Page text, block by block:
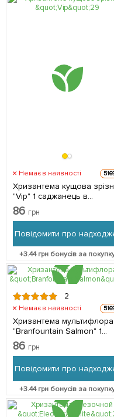
Немає в наявності
Хризантема кущова
"Vip" 1 саджанець в
упаковці
86 грн
Повідомити про
+3.44грн бонусів за
2
Немає в наявності
Хризантема мультифлора
"Branfountain Salmon" 1
саджанець в упаковці
86 грн
Повідомити про
+3.44грн бонусів за